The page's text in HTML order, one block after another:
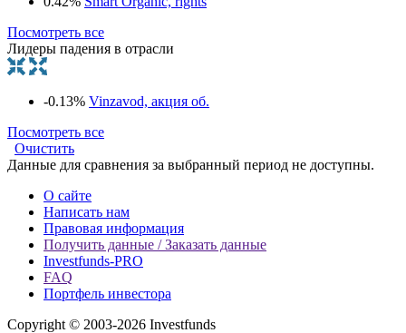
Посмотреть все
Лидеры падения в отрасли
-0.13% Vinzavod, акция об.
Посмотреть все
Очистить
Данные для сравнения за выбранный период не доступны.
О сайте
Написать нам
Правовая информация
Получить данные / Заказать данные
Investfunds-PRO
FAQ
Портфель инвестора
Copyright © 2003-2026 Investfunds